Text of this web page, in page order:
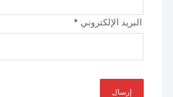
البريد الإلكتروني*